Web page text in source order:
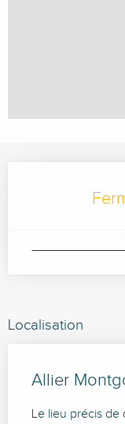
Localisation
Allier
Le lieu précis de